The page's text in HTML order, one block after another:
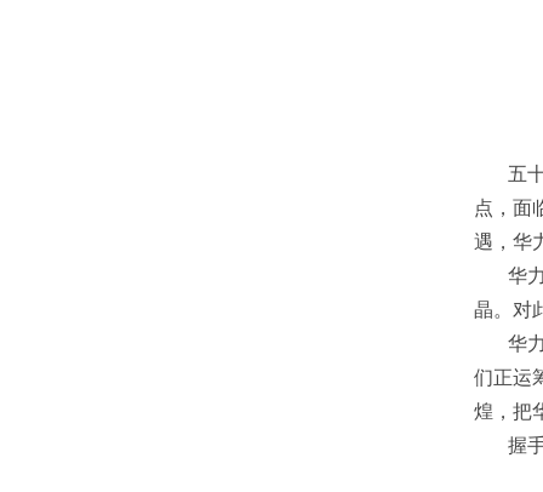
五十
点，面
遇，华
华力
晶。对
华力
们正运
煌，把
握手